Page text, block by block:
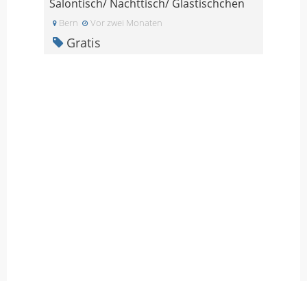
Salontisch/ Nachttisch/ Glastischchen
Bern Vor zwei Monaten
Gratis